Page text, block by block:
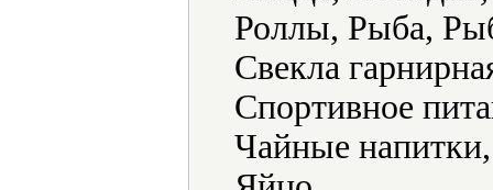
Роллы, Рыба,
Свекла
Спортивное
Чайные